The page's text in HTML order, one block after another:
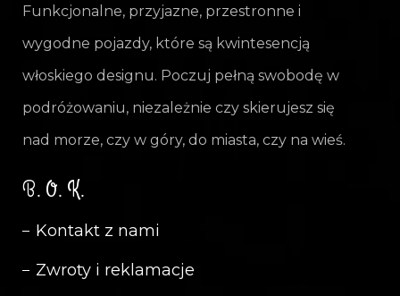
Funkcjonalne, przyjazne, przestronne i
wygodne pojazdy, które są kwintesencją
włoskiego designu. Poczuj pełną swobodę w
podróżowaniu, niezależnie czy skierujesz się
nad morze, czy w góry, do miasta, czy na wieś.
B. O. K.
Kontakt z nami
Zwroty i reklamacje